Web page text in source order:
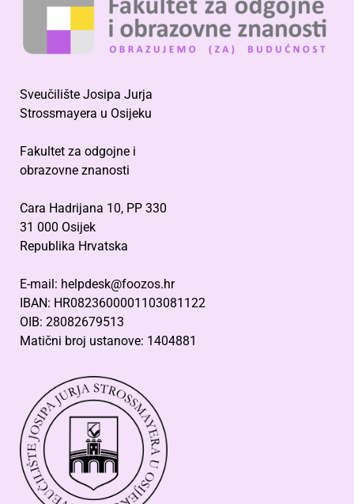
Sveučilište Josipa Jurja
Strossmayera u Osijeku
Fakultet za odgojne i
obrazovne znanosti
Cara Hadrijana 10, PP 330
31 000 Osijek
Republika Hrvatska
E-mail: helpdesk@foozos.hr
IBAN: HR0823600001103081122
OIB: 28082679513
Matični broj ustanove: 1404881